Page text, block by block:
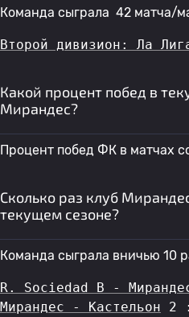
Команда сыграла 42 матча/
Второй дивизион: Ла
Какой процент побед в
Мирандес?
Процент побед ФК в матчах
Сколько раз клуб
текущем сезоне?
Команда сыграла вничью 10
R. Sociedad B -
Мирандес - Кастельон 2